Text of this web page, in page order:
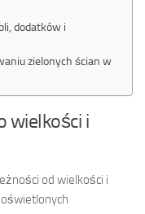
dodatków i
zielonych ścian w
wielkości i
od wielkości i